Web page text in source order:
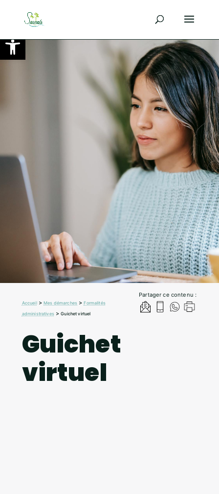
Ouvrir la barre d’outils
Partager ce contenu :
Accueil>Mes démarches >Formalités
administratives>Guichet virtuel
Guichet
virtuel